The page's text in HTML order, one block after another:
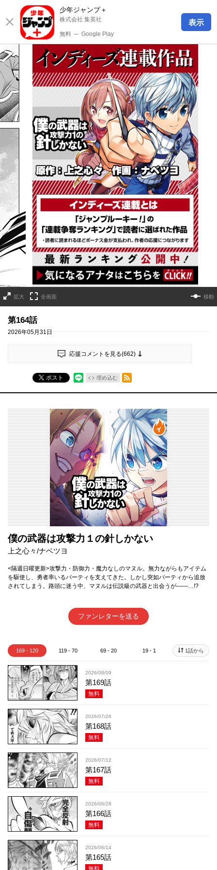
少年ジャンプ＋
株式会社 集英社
無料 ─ Google Play
表示
詳細ページへのリンク
拡大 全画面 移動
第164話
2026年05月31日
応援コメントを見る(662)
ポスト 埋め込む
RSSフィード
僕の武器は攻撃力１の針しかない
上之心々/ナベツヨ
<隔週日曜更新>攻撃力・防御力・魔力なしのマヌル。無力ながらもアイテム
を駆使し、勇者率いるパーティを支えてきた。しかし突如パーティから追放
されてしまう。路頭に迷う中、マヌルは伝説級の武器と出会うが――…!?
ファンレターを送る
169 - 120 119 - 70 69 - 20 19 - 1 1話から
2026/08/09
第169話
無料
2026/07/26
第168話
無料
2026/07/12
第167話
無料
2026/06/28
第166話
無料
2026/06/14
第165話
無料